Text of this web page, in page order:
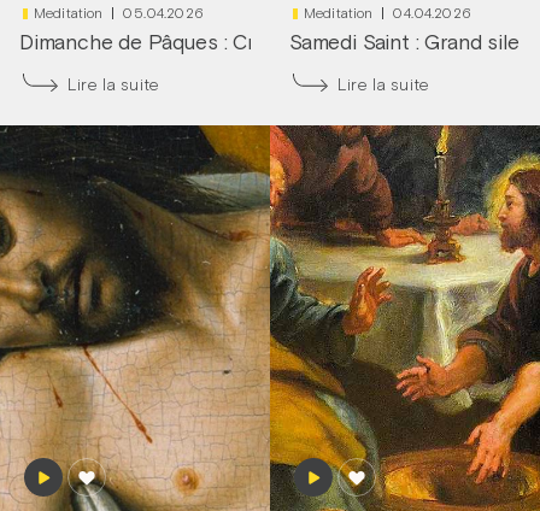
Meditation 05.04.2026
Dimanche de Pâques : Cri du cœur ! | Frère François-
Lire la suite
Meditation 04.04.2026
Samedi Saint : Grand
Lire la suite